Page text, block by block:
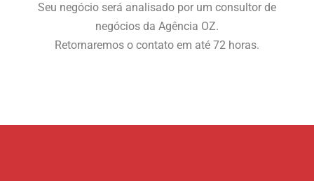
Seu negócio será analisado por um consultor de
negócios da Agência OZ.
Retornaremos o contato em até 72 horas.